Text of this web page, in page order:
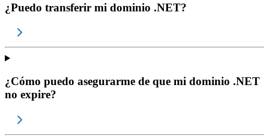
¿Puedo transferir mi dominio .NET?
¿Cómo puedo asegurarme de que mi dominio .NET
no expire?